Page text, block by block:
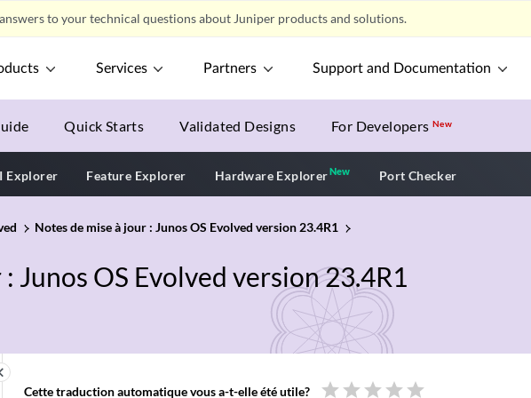
to your technical questions about Juniper products and solutions.
Services Partners Support and Documentation
Quick Starts Validated Designs For DevelopersNew
Explorer Feature Explorer Hardware ExplorerNewNew application
Port Checker
Notes de mise à jour : Junos OS Evolved version 23.4R1
Junos OS Evolved version 23.4R1
Cette traduction automatique vous a-t-elle été utile? star star star star star